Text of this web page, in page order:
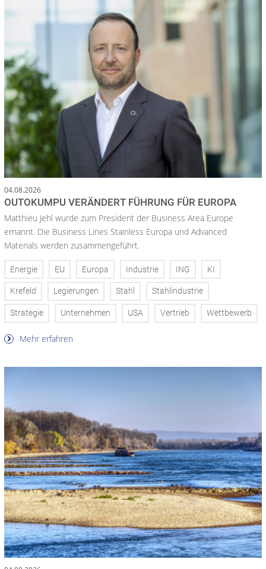
04.08.2026
OUTOKUMPU VERÄNDERT FÜHRUNG FÜR EUROPA
Matthieu Jehl wurde zum President der Business Area Europe
ernannt. Die Business Lines Stainless Europa und Advanced
Materials werden zusammengeführt.
Energie EU Europa Industrie ING KI
Krefeld Legierungen Stahl Stahlindustrie
Strategie Unternehmen USA Vertrieb Wettbewerb
Mehr erfahren